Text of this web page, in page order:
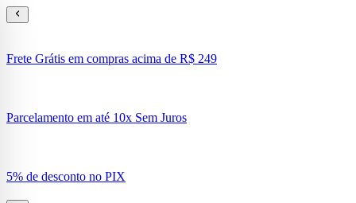
Frete Grátis em compras acima de R$ 249
Parcelamento em até 10x Sem Juros
5% de desconto no PIX